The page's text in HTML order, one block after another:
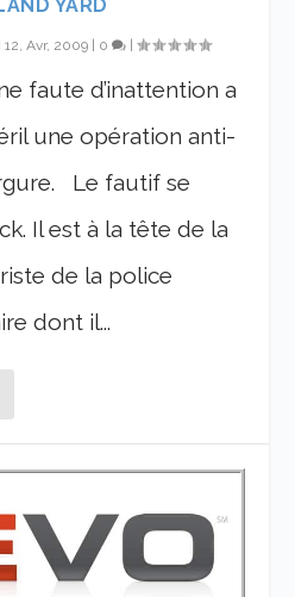
YARD
|12, Avr, 2009 0 |
faute d’inattention a
une opération anti-
Le fautif se
Il est à la tête de la
de la police
dont il...